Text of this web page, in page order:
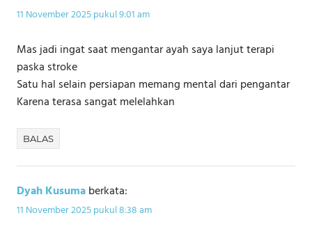
11 November 2025 pukul 9:01 am
Mas jadi ingat saat mengantar ayah saya lanjut terapi
paska stroke
Satu hal selain persiapan memang mental dari pengantar
Karena terasa sangat melelahkan
BALAS
Dyah Kusumaberkata:
11 November 2025 pukul 8:38 am